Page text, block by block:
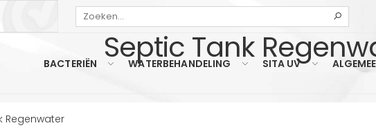
Zoeken
BACTERIËN WATERBEHANDELING SITA UV
Septic Tank
Regenwater